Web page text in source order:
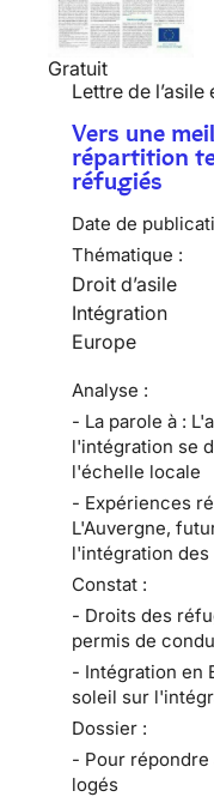
Gratuit
Lettre de
Vers une
répartition
réfugiés
Date de
Thématique :
Droit d’asile
Intégration
Europe
Analyse :
- La parole à :
l'intégration se
l'échelle locale
- Expériences
L'Auvergne,
l'intégration
Constat :
- Droits des
permis de
- Intégration en
soleil sur
Dossier :
- Pour
logés